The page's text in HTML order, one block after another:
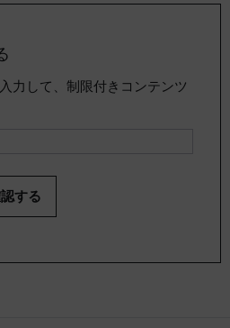
力して、制限付きコンテンツ